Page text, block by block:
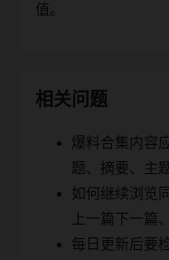
值。
相关问题
爆料合集内容
题、摘要、主
如何继续浏览
上一篇下一篇
每日更新后要